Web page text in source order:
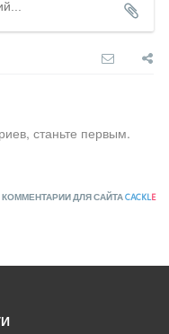
БРИЗЕРЫ
станьте первым.
КОММЕНТАРИИ ДЛЯ САЙТАCACKLE